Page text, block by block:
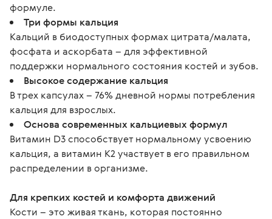
формуле.
Три формы кальция
Кальций в биодоступных формах цитрата/малата,
фосфата и аскорбата – для эффективной
поддержки нормального состояния костей и зубов.
Высокое содержание кальция
В трех капсулах – 76% дневной нормы потребления
кальция для взрослых.
Основа современных кальциевых формул
Витамин D3 способствует нормальному усвоению
кальция, а витамин K2 участвует в его правильном
распределении в организме.
Для крепких костей и комфорта движений
Кости – это живая ткань, которая постоянно